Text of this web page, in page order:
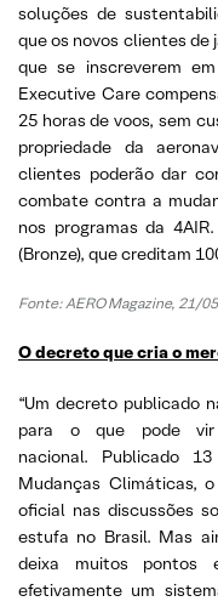
soluções de
que os novos clientes
que se inscreverem
Executive Care
25 horas de voos, sem
propriedade da
clientes poderão dar
combate contra a
nos programas da
(Bronze), que creditam
Fonte: AERO Magazine, 21/
O decreto que cria o
“Um decreto publicado
para o que pode
nacional. Publicado
Mudanças Climáticas,
oficial nas discussões
estufa no Brasil. Mas
deixa muitos pontos
efetivamente um